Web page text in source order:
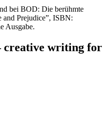
bei BOD: Die berühmte
and Prejudice”, ISBN:
Ausgabe.
creative writing for